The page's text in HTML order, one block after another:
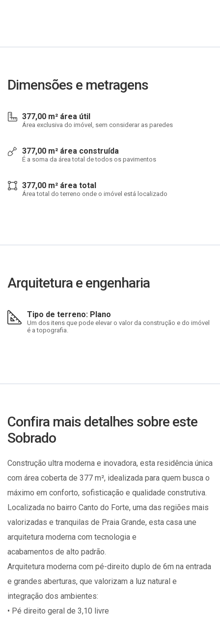
Dimensões e metragens
377,00 m² área útil
Área exclusiva do imóvel, sem considerar as paredes
377,00 m² área construída
É a soma da área total de todos os pavimentos
377,00 m² área total
Área total do terreno onde o imóvel está localizado
Arquitetura e engenharia
Tipo de terreno: Plano
Um dos itens que pode elevar o valor da construção e do imóvel
é a topografia.
Confira mais detalhes sobre este
Sobrado
Construção ultra moderna e inovadora, esta residência única
com área coberta de 377 m², idealizada para quem busca o
máximo em conforto, sofisticação e qualidade construtiva.
Localizada no bairro Canto do Forte, uma das regiões mais
valorizadas e tranquilas de Praia Grande, esta casa une
arquitetura moderna com tecnologia e
acabamentos de alto padrão.
Arquitetura moderna com pé-direito duplo de 6m na entrada
e grandes aberturas, que valorizam a luz natural e
integração dos ambientes:
• Pé direito geral de 3,10 livre